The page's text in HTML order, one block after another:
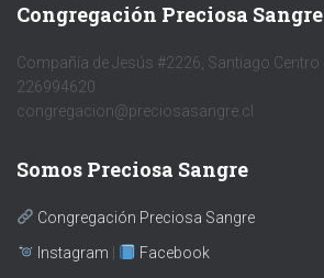
Congregación Preciosa Sangre
Compañía de Jesús #2226, Santiago Centro
226994620
congregacion@preciosasangre.cl
Somos Preciosa Sangre
Congregación Preciosa Sangre
Instagram
Facebook